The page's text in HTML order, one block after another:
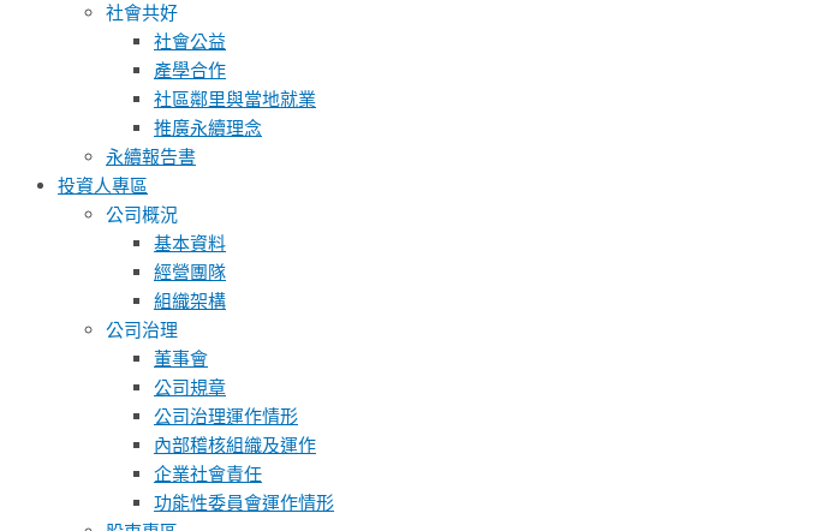
社會共好
社會公益
產學合作
社區鄰里與當地就業
推廣永續理念
永續報告書
投資人專區
公司概況
基本資料
經營團隊
組織架構
公司治理
董事會
公司規章
公司治理運作情形
內部稽核組織及運作
企業社會責任
功能性委員會運作情形